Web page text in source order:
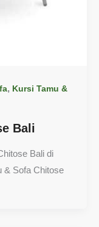
, Kursi Tamu &
Bali
Bali di
& Sofa Chitose